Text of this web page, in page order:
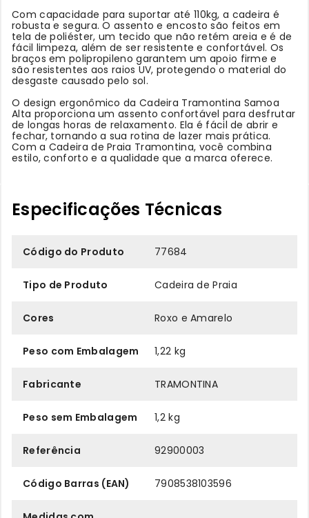
Com capacidade para suportar até 110kg, a cadeira é
robusta e segura. O assento e encosto são feitos em
tela de poliéster, um tecido que não retém areia e é de
fácil limpeza, além de ser resistente e confortável. Os
braços em polipropileno garantem um apoio firme e
são resistentes aos raios UV, protegendo o material do
desgaste causado pelo sol.
O design ergonômico da Cadeira Tramontina Samoa
Alta proporciona um assento confortável para desfrutar
de longas horas de relaxamento. Ela é fácil de abrir e
fechar, tornando a sua rotina de lazer mais prática.
Com a Cadeira de Praia Tramontina, você combina
estilo, conforto e a qualidade que a marca oferece.
Especificações Técnicas
Código do Produto 77684
Tipo de Produto Cadeira de Praia
Cores Roxo e Amarelo
Peso com Embalagem 1,22 kg
Fabricante TRAMONTINA
Peso sem Embalagem 1,2 kg
Referência 92900003
Código Barras (EAN) 7908538103596